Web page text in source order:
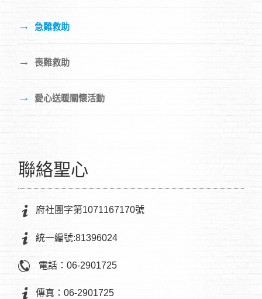
→ 急難救助
→ 喪難救助
→ 愛心送暖關懷活動
聯絡聖心
府社團字第1071167170號
統一編號:81396024
電話：06-2901725
傳真：06-2901725